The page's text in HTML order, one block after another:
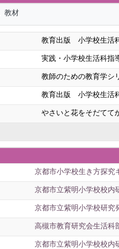
教材
教育出版 小学校生活
実践・小学校生活科指
教師のための教育学シ
教育出版 小学校生活
やさいと花をそだてて
京都市小学校生き方探究
京都市立紫明小学校校内
京都市立紫明小学校研究
高槻市教育研究会生活科
京都市立紫明小学校校内